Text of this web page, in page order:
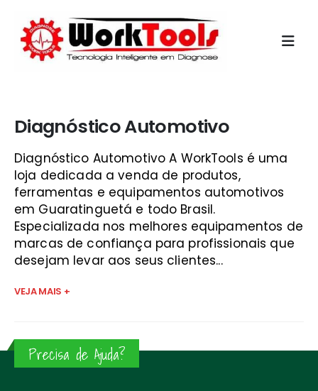
Diagnóstico Automotivo
Diagnóstico Automotivo A WorkTools é uma
loja dedicada a venda de produtos,
ferramentas e equipamentos automotivos
em Guaratinguetá e todo Brasil.
Especializada nos melhores equipamentos de
marcas de confiança para profissionais que
desejam levar aos seus clientes...
VEJA MAIS +
Precisa de Ajuda?